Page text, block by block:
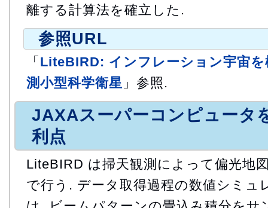
離する計算法を確立した.
参照URL
「 LiteBIRD: インフレーション宇宙
測小型科学衛星 」参照.
JAXAスーパーコンピュータ
利点
LiteBIRD は掃天観測によって偏光地
で行う. データ取得過程の数値シミュ